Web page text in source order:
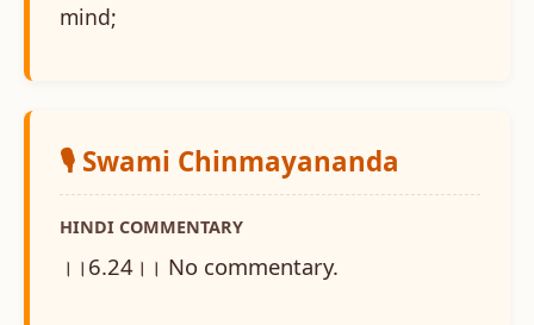
mind;
🎙️ Swami Chinmayananda
HINDI COMMENTARY
।।6.24।। No commentary.